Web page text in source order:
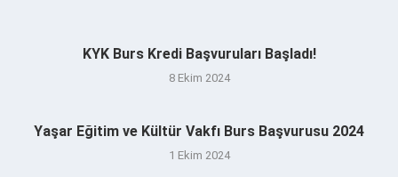
KYK Burs Kredi Başvuruları Başladı!
8 Ekim 2024
Yaşar Eğitim ve Kültür Vakfı Burs Başvurusu 2024
1 Ekim 2024